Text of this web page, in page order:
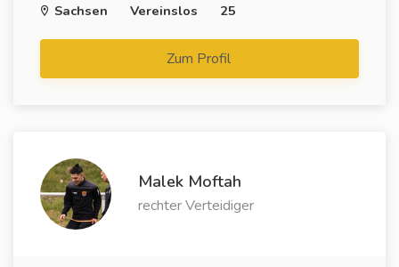
Sachsen
Vereinslos
25
Zum Profil
Malek Moftah
rechter Verteidiger